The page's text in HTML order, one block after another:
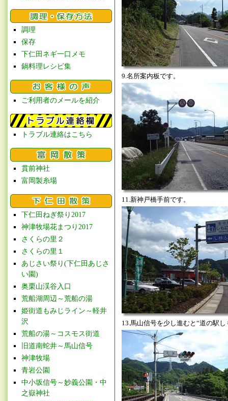
調理
保存
下仁田ネギ一口メモ
鍋料理レシピ集
ご利用者のメールを紹介
トラブル連絡はこちら
貫前神社
富岡製糸場
下仁田ねぎ祭り2017
神津牧場花まつり2017
さくらの里２
さくらの里１
あじさい祭り(下仁田あじさ
い園)
奥栗山渓谷入口
荒船湖周辺～荒船の湯
姫街道もみじライン～軽井
沢
荒船の湯～コスモス街道
旧道南蛇井～馬山信号
神津牧場
青岩公園
中小坂信号～妙義公園・中
之嶽神社
9.名所案内板です。
11.新神戸橋手前です。
13.馬山信号を少し進むと“道の駅